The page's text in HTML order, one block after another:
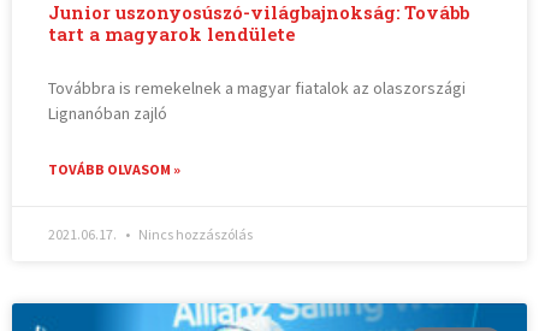
Junior uszonyosúszó-világbajnokság: Tovább
tart a magyarok lendülete
Továbbra is remekelnek a magyar fiatalok az olaszországi
Lignanóban zajló
TOVÁBB OLVASOM »
2021.06.17. Nincs hozzászólás